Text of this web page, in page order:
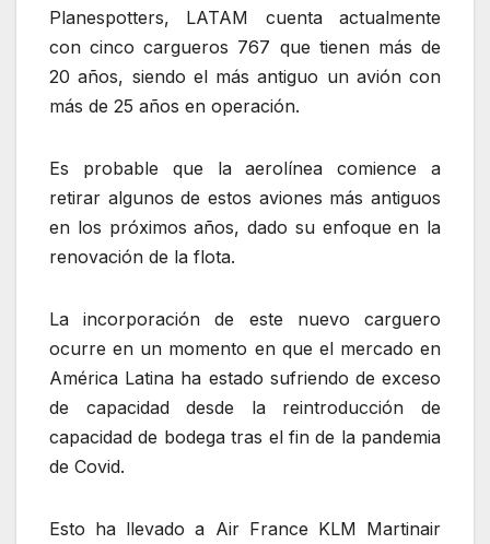
Planespotters, LATAM cuenta actualmente
con cinco cargueros 767 que tienen más de
20 años, siendo el más antiguo un avión con
más de 25 años en operación.
Es probable que la aerolínea comience a
retirar algunos de estos aviones más antiguos
en los próximos años, dado su enfoque en la
renovación de la flota.
La incorporación de este nuevo carguero
ocurre en un momento en que el mercado en
América Latina ha estado sufriendo de exceso
de capacidad desde la reintroducción de
capacidad de bodega tras el fin de la pandemia
de Covid.
Esto ha llevado a Air France KLM Martinair